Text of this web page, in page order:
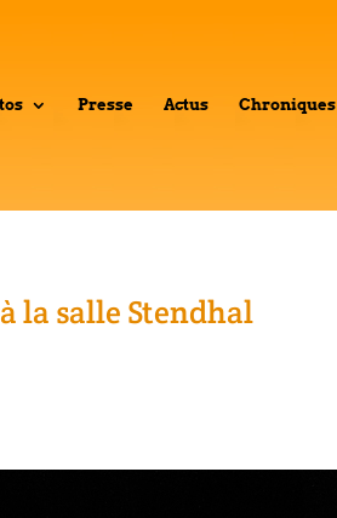
Presse Actus Chroniques
la salle Stendhal